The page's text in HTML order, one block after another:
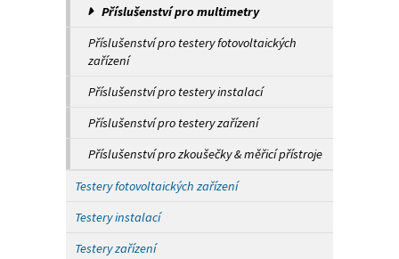
Příslušenství pro multimetry
Příslušenství pro testery fotovoltaických
zařízení
Příslušenství pro testery instalací
Příslušenství pro testery zařízení
Příslušenství pro zkoušečky & měřicí přístroje
Testery fotovoltaických zařízení
Testery instalací
Testery zařízení